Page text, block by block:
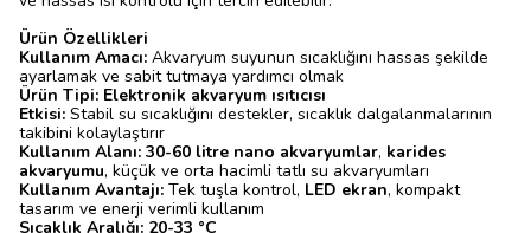
Ürün Özellikleri
Kullanım Amacı: Akvaryum suyunun sıcaklığını hassas şekilde
ayarlamak ve sabit tutmaya yardımcı olmak
Ürün Tipi: Elektronik akvaryum ısıtıcısı
Etkisi: Stabil su sıcaklığını destekler, sıcaklık dalgalanmalarının
takibini kolaylaştırır
Kullanım Alanı: 30-60 litre nano akvaryumlar, karides
akvaryumu, küçük ve orta hacimli tatlı su akvaryumları
Kullanım Avantajı: Tek tuşla kontrol, LED ekran, kompakt
tasarım ve enerji verimli kullanım
Sıcaklık Aralığı: 20-33 °C